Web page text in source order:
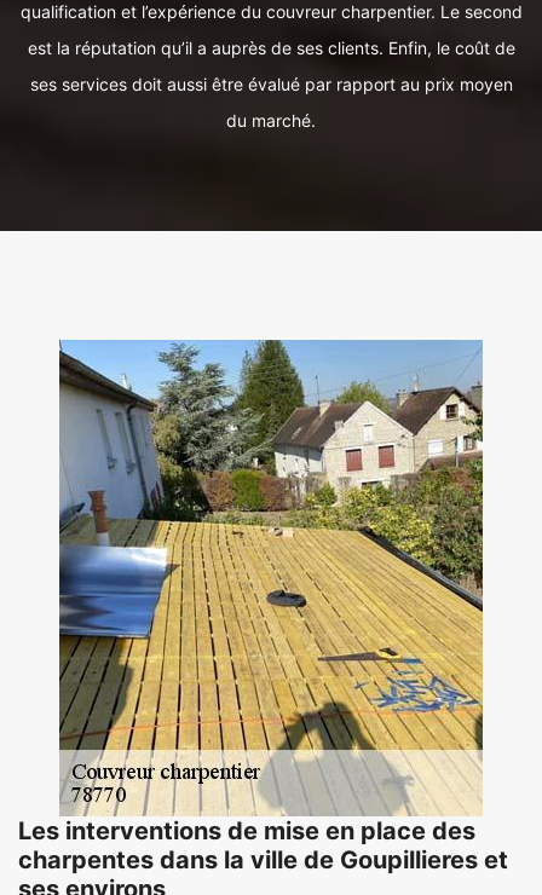
qualification et l’expérience du couvreur charpentier. Le second
est la réputation qu’il a auprès de ses clients. Enfin, le coût de
ses services doit aussi être évalué par rapport au prix moyen
du marché.
Les interventions de mise en place des
charpentes dans la ville de Goupillieres et
ses environs